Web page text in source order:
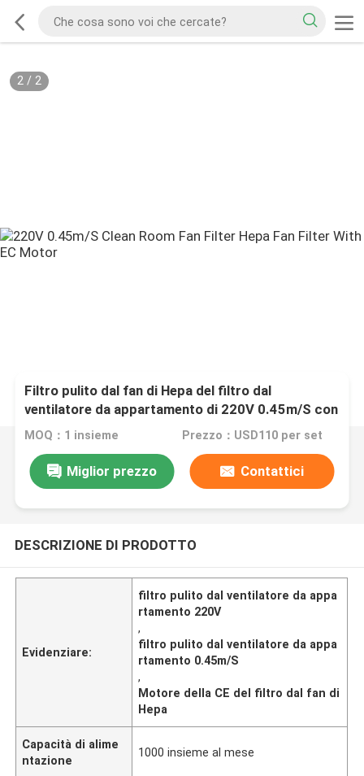
2/ 2
Filtro pulito dal fan di Hepa del filtro dal
ventilatore da appartamento di 220V 0.45m/S con
il motore della CE
MOQ：1 insieme Prezzo：USD110 per set
Miglior prezzo Contattici
DESCRIZIONE DI PRODOTTO
Evidenziare:
filtro pulito dal ventilatore da appa
rtamento 220V
,
filtro pulito dal ventilatore da appa
rtamento 0.45m/S
,
Motore della CE del filtro dal fan di
Hepa
Capacità di alime
ntazione
1000 insieme al mese